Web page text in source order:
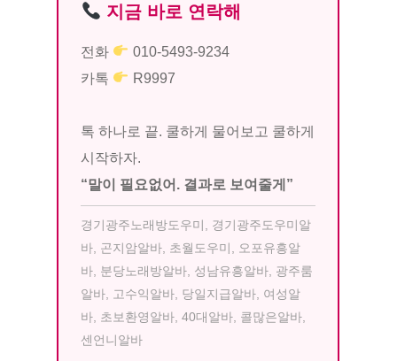
지금 바로 연락해
전화
010-5493-9234
카톡
R9997
톡 하나로 끝. 쿨하게 물어보고 쿨하게
시작하자.
“말이 필요없어. 결과로 보여줄게”
경기광주노래방도우미, 경기광주도우미알
바, 곤지암알바, 초월도우미, 오포유흥알
바, 분당노래방알바, 성남유흥알바, 광주룸
알바, 고수익알바, 당일지급알바, 여성알
바, 초보환영알바, 40대알바, 콜많은알바,
센언니알바